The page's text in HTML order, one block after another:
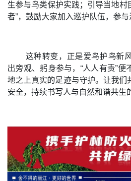
生参与鸟类保护实践；引导当地村
者”，鼓励大家加入巡护队伍，参与
这种转变，正是爱鸟护鸟新
出旁观、躬身参与，“人人有责”便
地之上真实的足迹与守护。让我们
安全，持续书写人与自然和谐共生